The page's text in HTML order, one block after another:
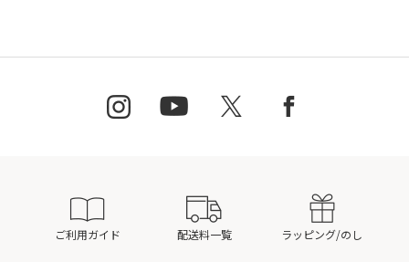
ご利用ガイド 配送料一覧 ラッピング/のし